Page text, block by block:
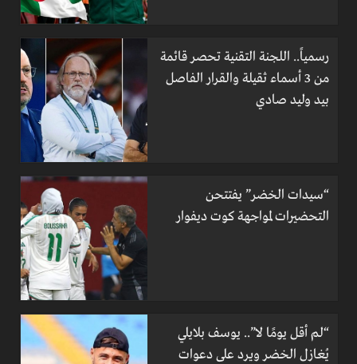
رسمياً.. اللجنة التقنية تحصر قائمة
من 3 أسماء ثقيلة والقرار الفاصل
بيد وليد صادي
“سيدات الخضر” يفتتحن
التحضيرات لمواجهة كوت ديفوار
“لم أقل يومًا لا”.. يوسف بلايلي
يُغازل الخضر ويرد على دعوات